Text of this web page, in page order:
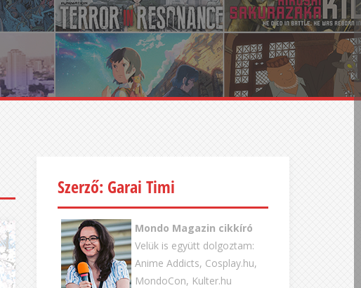
Szerző: Garai Timi
Mondo Magazin cikkíró
Velük is együtt dolgoztam:
Anime Addicts, Cosplay.hu,
MondoCon, Kulter.hu